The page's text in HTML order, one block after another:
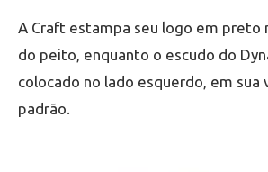
A Craft estampa seu logo em preto
do peito, enquanto o escudo do
colocado no lado esquerdo, em sua
padrão.